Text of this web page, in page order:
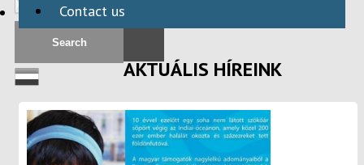
Contact us
AKTUÁLIS HÍREINK